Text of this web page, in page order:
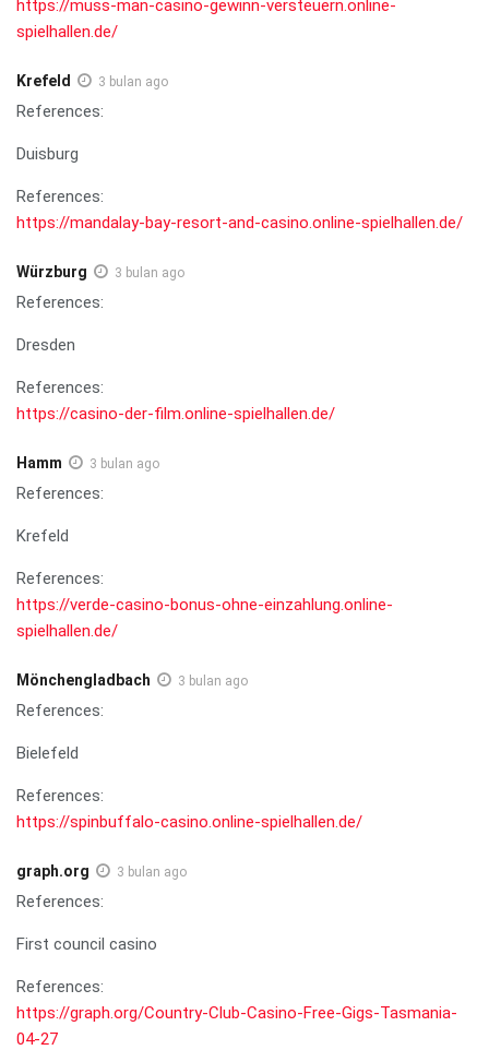
https://muss-man-casino-gewinn-versteuern.online-
spielhallen.de/
Krefeld 3 bulan ago
References:
Duisburg
References:
https://mandalay-bay-resort-and-casino.online-spielhallen.de/
Würzburg 3 bulan ago
References:
Dresden
References:
https://casino-der-film.online-spielhallen.de/
Hamm 3 bulan ago
References:
Krefeld
References:
https://verde-casino-bonus-ohne-einzahlung.online-
spielhallen.de/
Mönchengladbach 3 bulan ago
References:
Bielefeld
References:
https://spinbuffalo-casino.online-spielhallen.de/
graph.org 3 bulan ago
References:
First council casino
References:
https://graph.org/Country-Club-Casino-Free-Gigs-Tasmania-
04-27